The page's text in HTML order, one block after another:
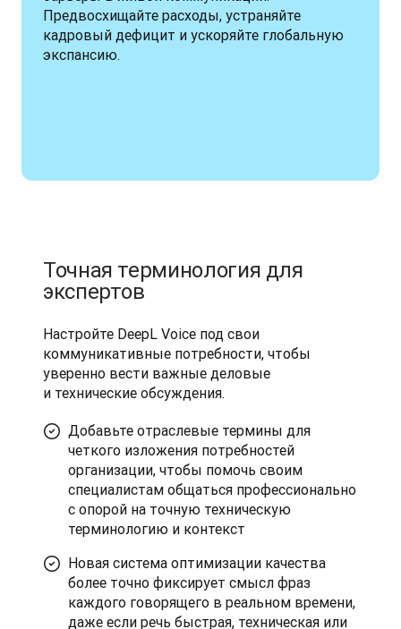
Предвосхищайте расходы, устраняйте
кадровый дефицит и ускоряйте глобальную
экспансию.
Точная терминология для
экспертов
Настройте DeepL Voice под свои
коммуникативные потребности, чтобы
уверенно вести важные деловые
и технические обсуждения.
Добавьте отраслевые термины для
четкого изложения потребностей
организации, чтобы помочь своим
специалистам общаться профессионально
с опорой на точную техническую
терминологию и контекст
Новая система оптимизации качества
более точно фиксирует смысл фраз
каждого говорящего в реальном времени,
даже если речь быстрая, техническая или